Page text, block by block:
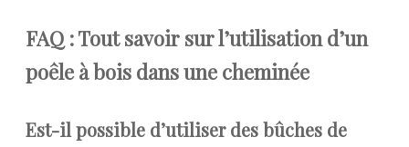
FAQ : Tout savoir sur l’utilisation d’un
poêle à bois dans une cheminée
Est-il possible d’utiliser des bûches de